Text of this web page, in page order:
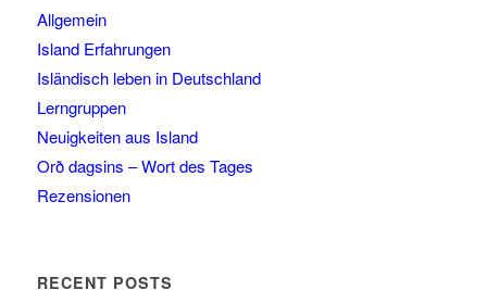
Allgemein
Island Erfahrungen
Isländisch leben in Deutschland
Lerngruppen
Neuigkeiten aus Island
Orð dagsins – Wort des Tages
Rezensionen
RECENT POSTS